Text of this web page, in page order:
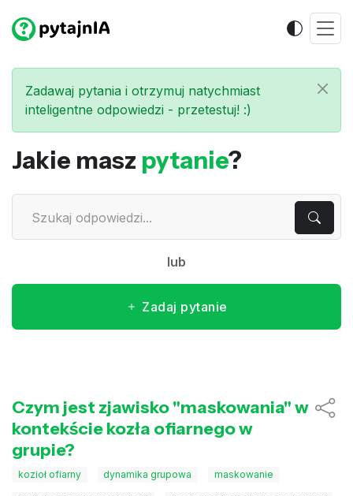
Zadawaj pytania i otrzymuj natychmiast
inteligentne odpowiedzi - przetestuj! :)
Jakie masz pytanie?
lub
Zadaj pytanie
Czym jest zjawisko "maskowania" w
kontekście kozła ofiarnego w
grupie?
kozioł ofiarny dynamika grupowa maskowanie